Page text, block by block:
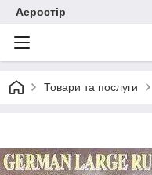
Аеростір
Товари та послуги